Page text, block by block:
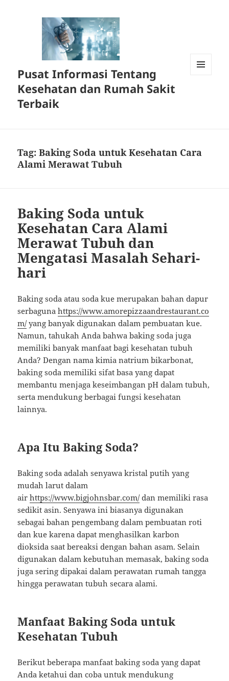
Pusat Informasi Tentang
Kesehatan dan Rumah Sakit
Terbaik
Tag:Baking Soda untuk Kesehatan Cara
Alami Merawat Tubuh
Baking Soda untuk
Kesehatan Cara Alami
Merawat Tubuh dan
Mengatasi Masalah Sehari-
hari
Baking soda atau soda kue merupakan bahan dapur
serbagunahttps://www.amorepizzaandrestaurant.co
m/yang banyak digunakan dalam pembuatan kue.
Namun, tahukah Anda bahwa baking soda juga
memiliki banyak manfaat bagi kesehatan tubuh
Anda? Dengan nama kimia natrium bikarbonat,
baking soda memiliki sifat basa yang dapat
membantu menjaga keseimbangan pH dalam tubuh,
serta mendukung berbagai fungsi kesehatan
lainnya.
Apa Itu Baking Soda?
Baking soda adalah senyawa kristal putih yang
mudah larut dalam
airhttps://www.bigjohnsbar.com/dan memiliki rasa
sedikit asin. Senyawa ini biasanya digunakan
sebagai bahan pengembang dalam pembuatan roti
dan kue karena dapat menghasilkan karbon
dioksida saat bereaksi dengan bahan asam. Selain
digunakan dalam kebutuhan memasak, baking soda
juga sering dipakai dalam perawatan rumah tangga
hingga perawatan tubuh secara alami.
Manfaat Baking Soda untuk
Kesehatan Tubuh
Berikut beberapa manfaat baking soda yang dapat
Anda ketahui dan coba untuk mendukung